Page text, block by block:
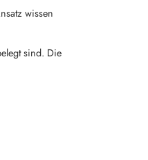
wissen
sind. Die